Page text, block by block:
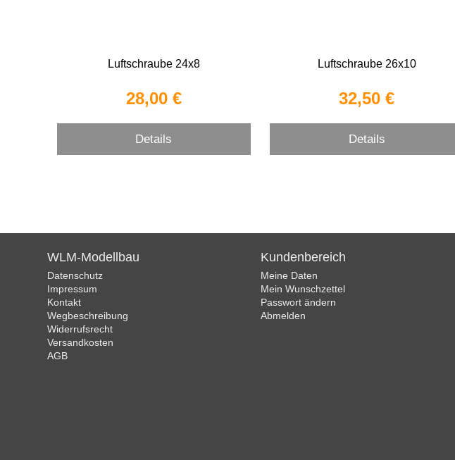
Luftschraube 24x8
28,00 €
Details
Luftschraube 26x10
32,50 €
Details
WLM-Modellbau
Datenschutz
Impressum
Kontakt
Wegbeschreibung
Widerrufsrecht
Versandkosten
AGB
Kundenbereich
Meine Daten
Mein Wunschzettel
Passwort ändern
Abmelden